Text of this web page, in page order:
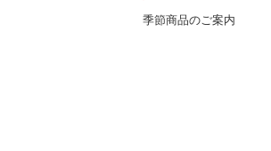
季節商品のご案内